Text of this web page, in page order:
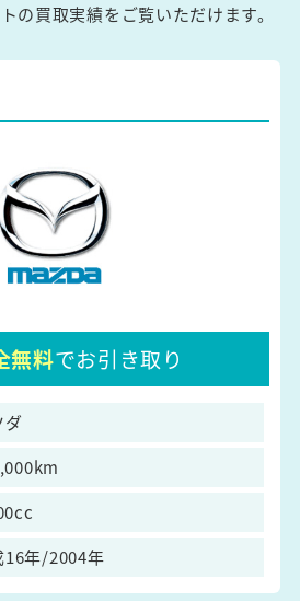
の買取実績をご覧いただけます。
無料でお引き取り
ダ
16年/2004年